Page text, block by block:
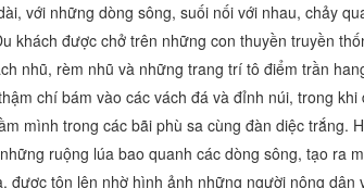
với những dòng sông, suối nối với nhau, chảy
khách được chở trên những con thuyền truyền
nhũ, rèm nhũ và những trang trí tô điểm trần
chí bám vào các vách đá và đỉnh núi, trong khi
mình trong các bãi phù sa cùng đàn diệc trắng.
ruộng lúa bao quanh các dòng sông, tạo ra
được tôn lên nhờ hình ảnh những người nông dân